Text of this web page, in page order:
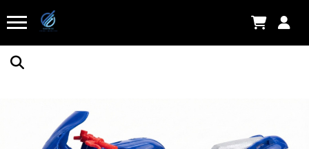
Balança De Cozinha Digital - Até 10kg- Com
Há 6 horas